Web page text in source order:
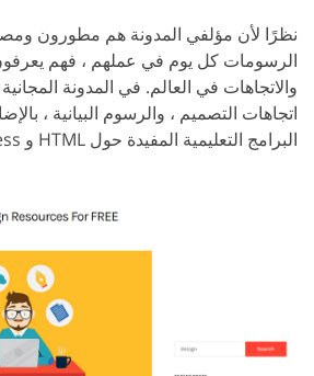
نظرًا لأن مؤلفي المدونة هم مطورون
الرسومات كل يوم في عملهم ، فهم يعرفون
والاتجاهات في العالم. في المدونة
اتجاهات التصميم ، والرسوم البيانية ،
البرامج التعليمية المفيدة حول HTML و WordPress.